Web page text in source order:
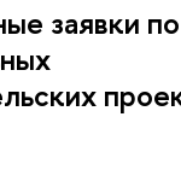
заявки